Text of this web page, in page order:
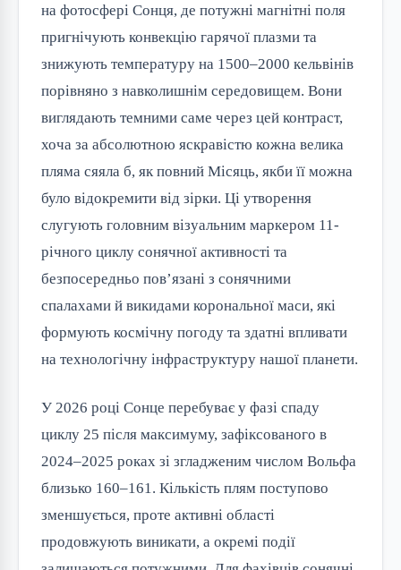
на фотосфері Сонця, де потужні магнітні поля
пригнічують конвекцію гарячої плазми та
знижують температуру на 1500–2000 кельвінів
порівняно з навколишнім середовищем. Вони
виглядають темними саме через цей контраст,
хоча за абсолютною яскравістю кожна велика
пляма сяяла б, як повний Місяць, якби її можна
було відокремити від зірки. Ці утворення
слугують головним візуальним маркером 11-
річного циклу сонячної активності та
безпосередньо пов’язані з сонячними
спалахами й викидами корональної маси, які
формують космічну погоду та здатні впливати
на технологічну інфраструктуру нашої планети.
У 2026 році Сонце перебуває у фазі спаду
циклу 25 після максимуму, зафіксованого в
2024–2025 роках зі згладженим числом Вольфа
близько 160–161. Кількість плям поступово
зменшується, проте активні області
продовжують виникати, а окремі події